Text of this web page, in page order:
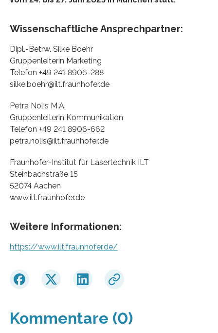
Wissenschaftliche Ansprechpartner:
Dipl.-Betrw. Silke Boehr
Gruppenleiterin Marketing
Telefon +49 241 8906-288
silke.boehr@ilt.fraunhofer.de
Petra Nolis M.A.
Gruppenleiterin Kommunikation
Telefon +49 241 8906-662
petra.nolis@ilt.fraunhofer.de
Fraunhofer-Institut für Lasertechnik ILT
Steinbachstraße 15
52074 Aachen
www.ilt.fraunhofer.de
Weitere Informationen:
https://www.ilt.fraunhofer.de/
Kommentare (0)